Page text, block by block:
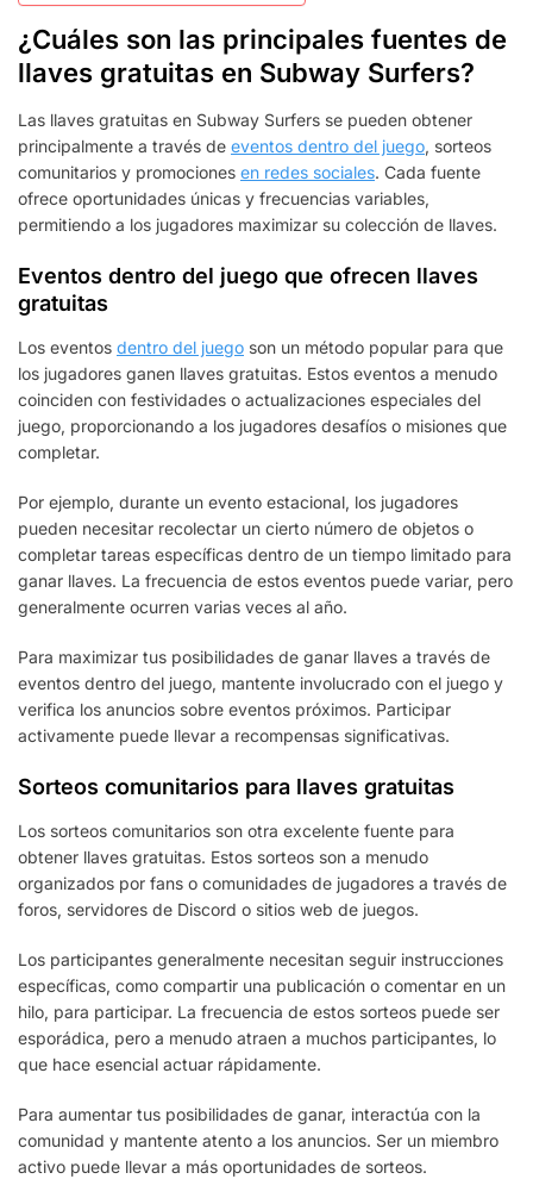
¿Cuáles son las principales fuentes de
llaves gratuitas en Subway Surfers?
Las llaves gratuitas en Subway Surfers se pueden obtener
principalmente a través de eventos dentro del juego, sorteos
comunitarios y promociones en redes sociales. Cada fuente
ofrece oportunidades únicas y frecuencias variables,
permitiendo a los jugadores maximizar su colección de llaves.
Eventos dentro del juego que ofrecen llaves
gratuitas
Los eventos dentro del juego son un método popular para que
los jugadores ganen llaves gratuitas. Estos eventos a menudo
coinciden con festividades o actualizaciones especiales del
juego, proporcionando a los jugadores desafíos o misiones que
completar.
Por ejemplo, durante un evento estacional, los jugadores
pueden necesitar recolectar un cierto número de objetos o
completar tareas específicas dentro de un tiempo limitado para
ganar llaves. La frecuencia de estos eventos puede variar, pero
generalmente ocurren varias veces al año.
Para maximizar tus posibilidades de ganar llaves a través de
eventos dentro del juego, mantente involucrado con el juego y
verifica los anuncios sobre eventos próximos. Participar
activamente puede llevar a recompensas significativas.
Sorteos comunitarios para llaves gratuitas
Los sorteos comunitarios son otra excelente fuente para
obtener llaves gratuitas. Estos sorteos son a menudo
organizados por fans o comunidades de jugadores a través de
foros, servidores de Discord o sitios web de juegos.
Los participantes generalmente necesitan seguir instrucciones
específicas, como compartir una publicación o comentar en un
hilo, para participar. La frecuencia de estos sorteos puede ser
esporádica, pero a menudo atraen a muchos participantes, lo
que hace esencial actuar rápidamente.
Para aumentar tus posibilidades de ganar, interactúa con la
comunidad y mantente atento a los anuncios. Ser un miembro
activo puede llevar a más oportunidades de sorteos.